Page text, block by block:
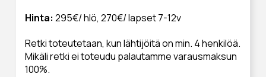
Hinta: 295€/ hlö, 270€/ lapset 7-12v
Retki toteutetaan, kun lähtijöitä on min. 4 henkilöä.
Mikäli retki ei toteudu palautamme varausmaksun
100%.